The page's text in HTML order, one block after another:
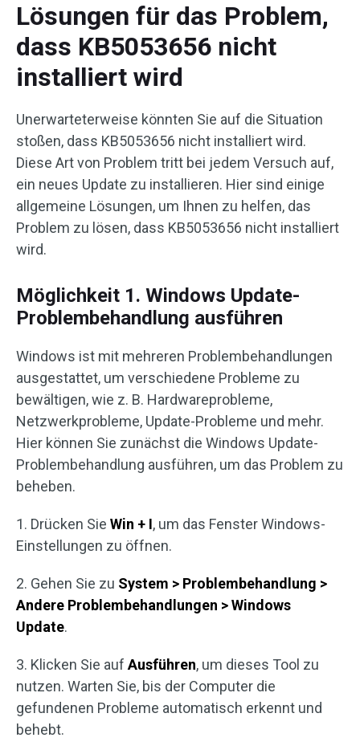
Lösungen für das Problem,
dass KB5053656 nicht
installiert wird
Unerwarteterweise könnten Sie auf die Situation
stoßen, dass KB5053656 nicht installiert wird.
Diese Art von Problem tritt bei jedem Versuch auf,
ein neues Update zu installieren. Hier sind einige
allgemeine Lösungen, um Ihnen zu helfen, das
Problem zu lösen, dass KB5053656 nicht installiert
wird.
Möglichkeit 1. Windows Update-
Problembehandlung ausführen
Windows ist mit mehreren Problembehandlungen
ausgestattet, um verschiedene Probleme zu
bewältigen, wie z. B. Hardwareprobleme,
Netzwerkprobleme, Update-Probleme und mehr.
Hier können Sie zunächst die Windows Update-
Problembehandlung ausführen, um das Problem zu
beheben.
1. Drücken Sie Win + I, um das Fenster Windows-
Einstellungen zu öffnen.
2. Gehen Sie zu System > Problembehandlung >
Andere Problembehandlungen > Windows
Update.
3. Klicken Sie auf Ausführen, um dieses Tool zu
nutzen. Warten Sie, bis der Computer die
gefundenen Probleme automatisch erkennt und
behebt.